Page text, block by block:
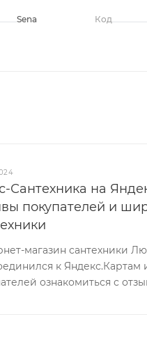
Sena Код
Сантехника на
покупателей и
магазин сантехники
к Яндекс.Картам
ознакомиться с